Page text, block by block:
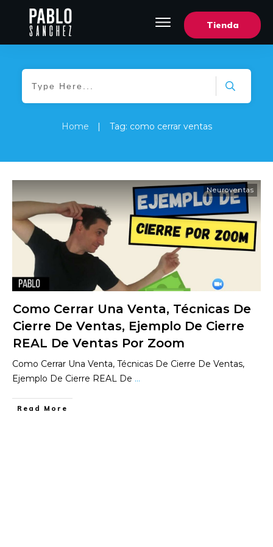
Tienda
Home Tag: como cerrar ventas
Neuroventas
Como Cerrar Una Venta, Técnicas De
Cierre De Ventas, Ejemplo De Cierre
REAL De Ventas Por Zoom
Como Cerrar Una Venta, Técnicas De Cierre De Ventas,
Ejemplo De Cierre REAL De ...
​Read More